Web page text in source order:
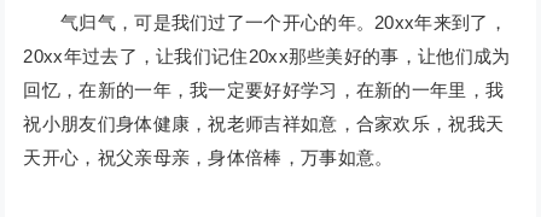
气归气，可是我们过了一个开心的年。20xx年来到了，
20xx年过去了，让我们记住20xx那些美好的事，让他们成为
回忆，在新的一年，我一定要好好学习，在新的一年里，我
祝小朋友们身体健康，祝老师吉祥如意，合家欢乐，祝我天
天开心，祝父亲母亲，身体倍棒，万事如意。